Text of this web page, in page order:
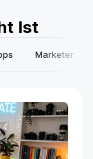
Ist
Marketer